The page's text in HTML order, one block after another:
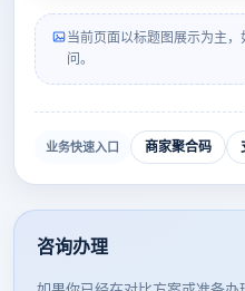
当前页面以标题图展示为主
问。
业务快速入口 商家聚合码
咨询办理